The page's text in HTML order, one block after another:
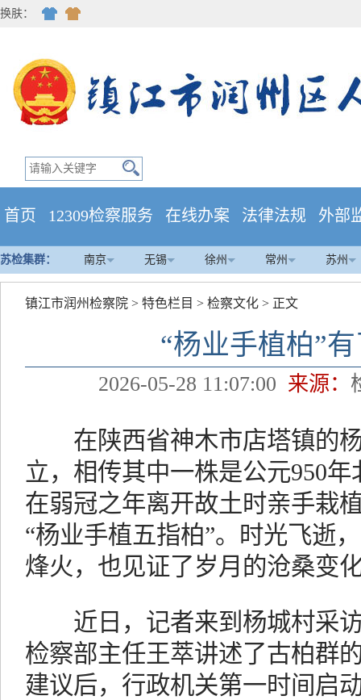
换肤：
首页 12309检察服务 在线办案 法律法规 外部
苏检集群： 南京 无锡 徐州 常州 苏州
镇江市润州检察院 > 特色栏目 > 检察文化 > 正文
“杨业手植柏”
2026-05-28 11:07:00 来源：
在陕西省神木市店塔镇的杨
立，相传其中一株是公元950
在弱冠之年离开故土时亲手栽
“杨业手植五指柏”。时光飞逝
烽火，也见证了岁月的沧桑变
近日，记者来到杨城村采访
检察部主任王萃讲述了古柏群
建议后，行政机关第一时间启